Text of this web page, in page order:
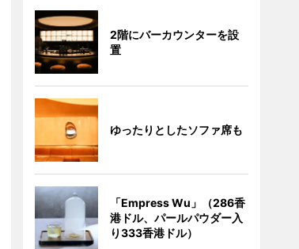
2階にバーカウンターを設
置
ゆったりとしたソファ席も
「Empress Wu」（286香
港ドル、パールパウダー入
り333香港ドル）